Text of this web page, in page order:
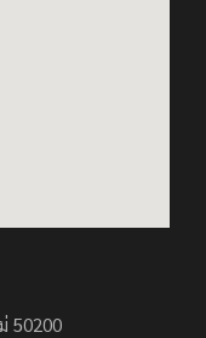
50200